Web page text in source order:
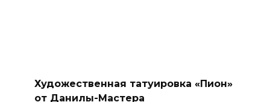
Художественная татуировка «Пион»
от Данилы-Мастера